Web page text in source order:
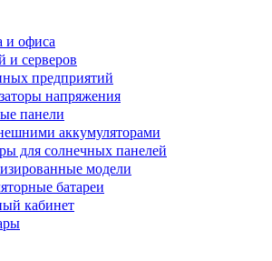
и офиса
и серверов
предприятий
напряжения
панели
аккумуляторами
для солнечных панелей
модели
батареи
кабинет